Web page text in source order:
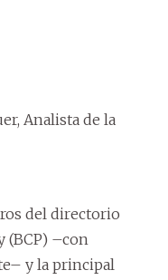
Analista de la
del directorio
(BCP) –con
y la principal